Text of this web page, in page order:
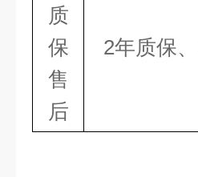
质
保
售
后
2年质保、